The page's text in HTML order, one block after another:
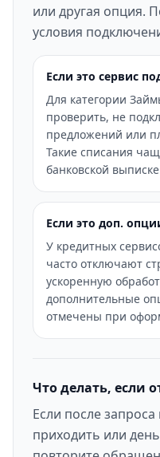
или другая опция.
условия
Если это сервис
Для категории
проверить, не
предложений или
Такие списания
банковской
Если это доп.
У кредитных
часто отключают
ускоренную
дополнительные
отмечены при
Что делать, если
Если после
приходить или